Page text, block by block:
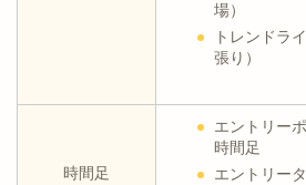
場）
トレンドラ
張り）
時間足
エントリー
時間足
エントリー